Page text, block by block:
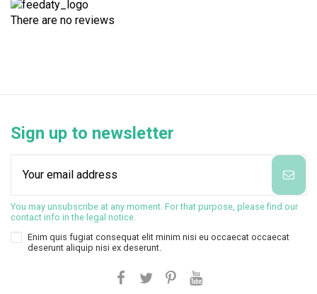
There are no reviews
Sign up to newsletter
You may unsubscribe at any moment. For that purpose, please find our
contact info in the legal notice.
Enim quis fugiat consequat elit minim nisi eu occaecat occaecat
deserunt aliquip nisi ex deserunt.